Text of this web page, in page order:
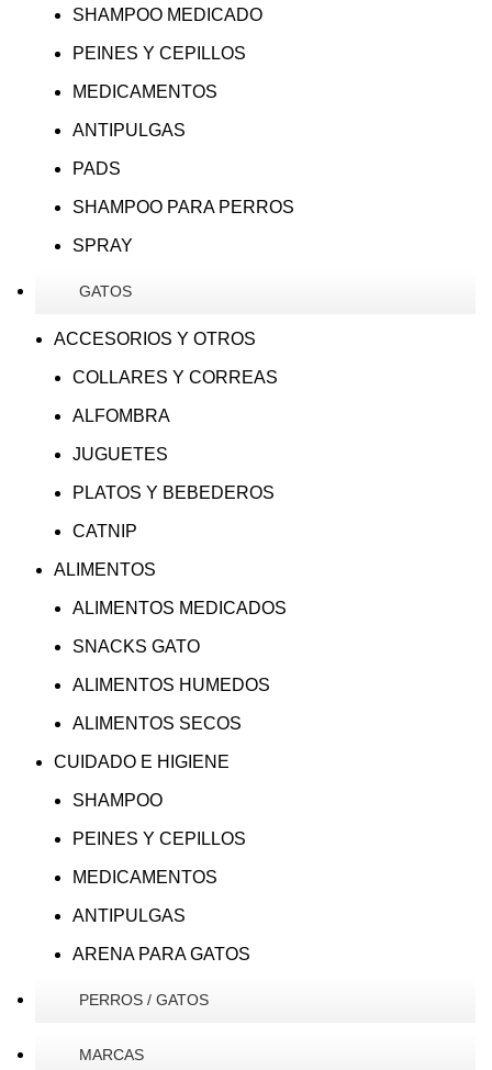
SHAMPOO MEDICADO
PEINES Y CEPILLOS
MEDICAMENTOS
ANTIPULGAS
PADS
SHAMPOO PARA PERROS
SPRAY
GATOS
ACCESORIOS Y OTROS
COLLARES Y CORREAS
ALFOMBRA
JUGUETES
PLATOS Y BEBEDEROS
CATNIP
ALIMENTOS
ALIMENTOS MEDICADOS
SNACKS GATO
ALIMENTOS HUMEDOS
ALIMENTOS SECOS
CUIDADO E HIGIENE
SHAMPOO
PEINES Y CEPILLOS
MEDICAMENTOS
ANTIPULGAS
ARENA PARA GATOS
PERROS / GATOS
MARCAS